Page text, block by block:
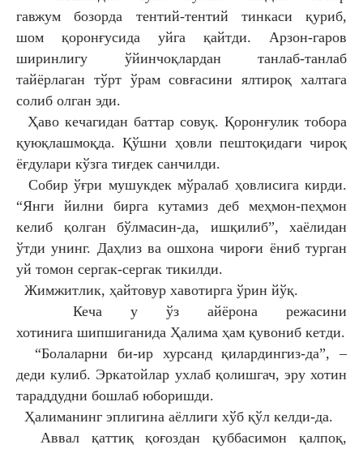
гавжумбозорда тентий-тентий тинкаси қуриб,
шом қоронғусида уйга қайтди. Арзон-гаров
ширинлигу ўйинчоқлардан танлаб-танлаб
тайёрлаган тўрт ўрам совғасини ялтироқ халтага
солиб олган эди.
Ҳаво кечагидан баттар совуқ. Қоронғулик тобора
қуюқлашмоқда. Қўшни ҳовли пештоқидаги чироқ
ёғдулари кўзга тиғдек санчилди.
Собир ўғри мушукдек мўралаб ҳовлисига кирди.
“Янги йилни бирга кутамиз деб меҳмон-пеҳмон
келиб қолган бўлмасин-да, ишқилиб”, хаёлидан
ўтди унинг. Даҳлиз ва ошхона чироғи ёниб турган
уй томон сергак-сергак тикилди.
Жимжитлик, ҳайтовур хавотирга ўрин йўқ.
Кеча у ўз айёрона режасини
хотинига шипшиганида Ҳалима ҳам қувониб кетди.
“Болаларни би-ир хурсанд қилардингиз-да”,–
деди кулиб. Эркатойлар ухлаб қолишгач, эру хотин
тараддудни бошлаб юборишди.
Ҳалиманинг эплигина аёллиги хўб қўл келди-да.
Аввал қаттиқ қоғоздан қуббасимон қалпоқ,